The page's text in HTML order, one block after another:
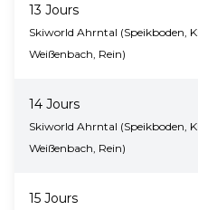
13 Jours
Skiworld Ahrntal (Speikboden,
Weißenbach, Rein)
14 Jours
Skiworld Ahrntal (Speikboden,
Weißenbach, Rein)
15 Jours